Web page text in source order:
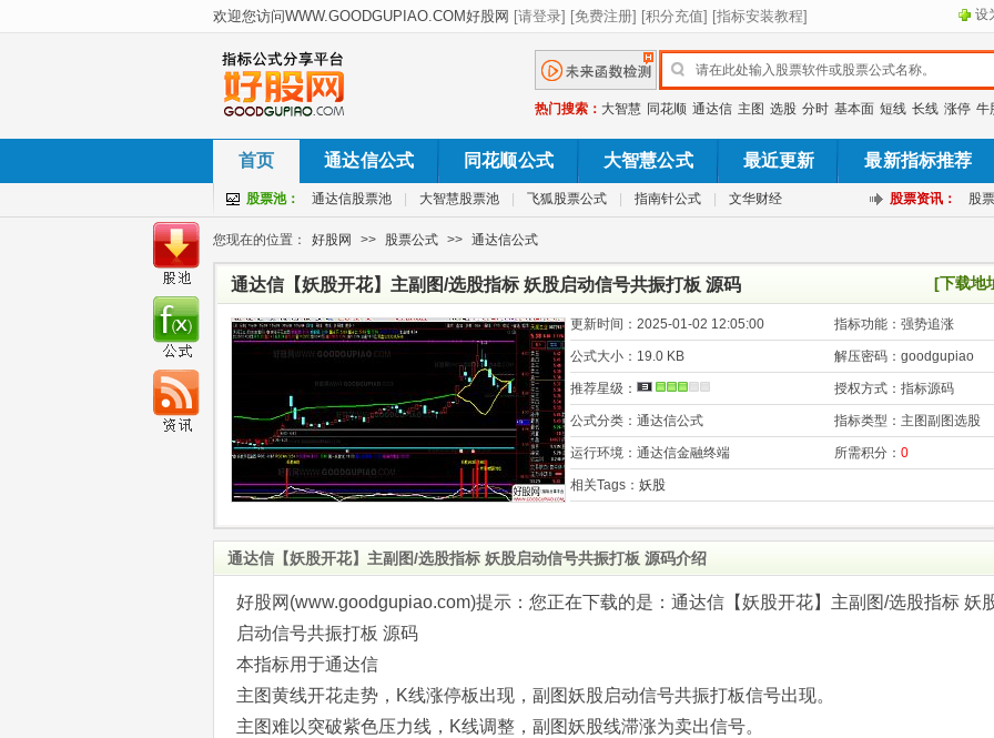
设
热门搜索： 大智慧 同花顺 通达信 主图 选股 分时 基本面 短线 长线 涨停 牛
首页 通达信公式 同花顺公式 大智慧公式 最近更新 最新指标推荐
股票池： 通达信股票池 大智慧股票池 飞狐股票公式 指南针公式 文华财经 股票资讯： 股
您现在的位置： 好股网 >> 股票公式 >> 通达信公式
通达信【妖股开花】主副图/选股指标 妖股启动信号共振打板 源码 [下载地
更新时间： 2025-01-02 12:05:00 指标功能： 强势追涨
公式大小： 19.0 KB 解压密码： goodgupiao
推荐星级： 授权方式： 指标源码
公式分类： 通达信公式 指标类型： 主图副图选股
运行环境： 通达信金融终端 所需积分： 0
相关Tags： 妖股
通达信【妖股开花】主副图/选股指标 妖股启动信号共振打板 源码介绍
好股网(www.goodgupiao.com)提示：您正在下载的是：通达信【妖股开花】主副图/选股指标 妖
启动信号共振打板 源码
本指标用于通达信
主图黄线开花走势，K线涨停板出现，副图妖股启动信号共振打板信号出现。
主图难以突破紫色压力线，K线调整，副图妖股线滞涨为卖出信号。